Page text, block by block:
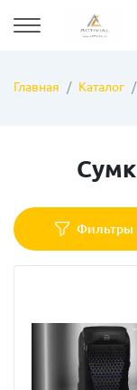
Главная Каталог
Фильтры